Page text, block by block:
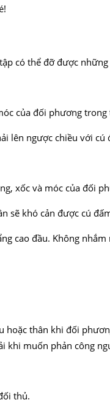
có thể đỡ được
của đối phương trong
lên ngược chiều với
xốc và móc của đối
sẽ khó cản được cú
cao đầu. Không
hoặc thân khi đối
khi muốn phản công
thủ.